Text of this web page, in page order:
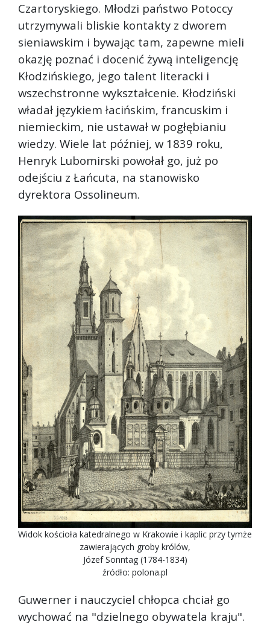
Czartoryskiego. Młodzi państwo Potoccy
utrzymywali bliskie kontakty z dworem
sieniawskim i bywając tam, zapewne mieli
okazję poznać i docenić żywą inteligencję
Kłodzińskiego, jego talent literacki i
wszechstronne wykształcenie. Kłodziński
władał językiem łacińskim, francuskim i
niemieckim, nie ustawał w pogłębianiu
wiedzy. Wiele lat później, w 1839 roku,
Henryk Lubomirski powołał go, już po
odejściu z Łańcuta, na stanowisko
dyrektora Ossolineum.
Widok kościoła katedralnego w Krakowie i kaplic przy tymże
zawierających groby królów,
Józef Sonntag (1784-1834)
źródło: polona.pl
Guwerner i nauczyciel chłopca chciał go
wychować na "dzielnego obywatela kraju".